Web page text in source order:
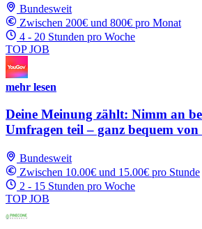
Bundesweit
Zwischen 200€ und 800€ pro Monat
4 - 20 Stunden pro Woche
TOP JOB
mehr lesen
Deine Meinung zählt: Nimm an
Umfragen teil – ganz bequem von
Bundesweit
Zwischen 10.00€ und 15.00€ pro Stunde
2 - 15 Stunden pro Woche
TOP JOB